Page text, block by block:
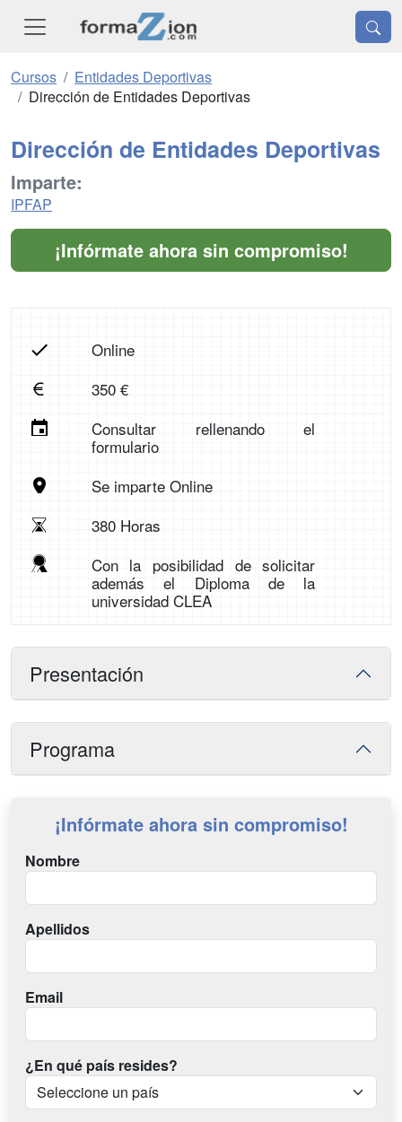
Cursos
Entidades Deportivas
Dirección de Entidades Deportivas
Dirección de Entidades Deportivas
Imparte:
IPFAP
¡Infórmate ahora sin compromiso!
Online
350 €
Consultar rellenando el
formulario
Se imparte Online
380 Horas
Con la posibilidad de solicitar
además el Diploma de la
universidad CLEA
Presentación
Programa
¡Infórmate ahora sin compromiso!
Nombre
Apellidos
Email
¿En qué país resides?